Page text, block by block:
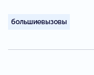
большиевызовы